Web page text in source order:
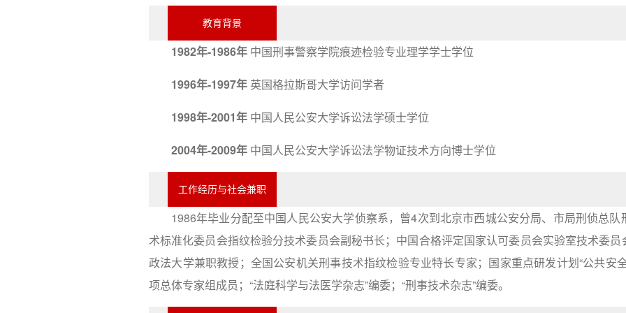
教育背景
1982年-1986年中国刑事警察学院痕迹检验专业理学学士学位
1996年-1997年英国格拉斯哥大学访问学者
1998年-2001年中国人民公安大学诉讼法学硕士学位
2004年-2009年中国人民公安大学诉讼法学物证技术方向博士学位
工作经历与社会兼职
1986年毕业分配至中国人民公安大学侦察系，曾4次到北京市西城公安分局、市局刑侦总
术标准化委员会指纹检验分技术委员会副秘书长；中国合格评定国家认可委员会实验室技术委
政法大学兼职教授；全国公安机关刑事技术指纹检验专业特长专家；国家重点研发计划“公共安
项总体专家组成员；“法庭科学与法医学杂志”编委；“刑事技术杂志”编委。